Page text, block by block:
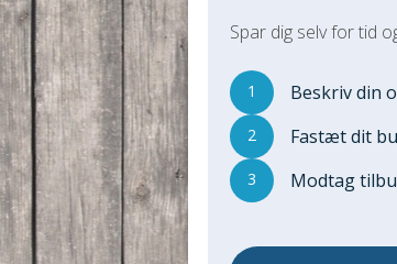
Spar dig selv for tid
1 Beskriv din
2 Fastæt dit
3 Modtag